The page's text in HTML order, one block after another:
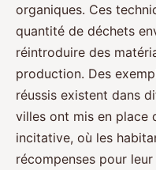
organiques. Ces
quantité de déchets
réintroduire des
production. Des
réussis existent dans
villes ont mis en place
incitative, où les
récompenses pour